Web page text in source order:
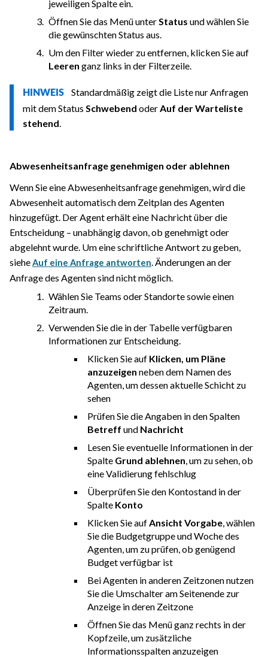
jeweiligen Spalte ein.
Öffnen Sie das Menü unterStatus und wählen Sie
die gewünschten Status aus.
Um den Filter wieder zu entfernen, klicken Sie auf
Leeren ganz links in der Filterzeile.
HINWEIS Standardmäßig zeigt die Liste nur Anfragen
mit dem Status Schwebend oder Auf der Warteliste
stehend
Abwesenheitsanfrage genehmigen oder ablehnen
Wenn Sie eine Abwesenheitsanfrage genehmigen, wird die
Abwesenheit automatisch dem Zeitplan des Agenten
hinzugefügt. Der Agent erhält eine Nachricht über die
Entscheidung – unabhängig davon, ob genehmigt oder
abgelehnt wurde. Um eine schriftliche Antwort zu geben,
sieheAuf eine Anfrage antworten . Änderungen an der
Anfrage des Agenten sind nicht möglich.
Wählen Sie Teams oder Standorte sowie einen
Zeitraum.
Verwenden Sie die in der Tabelle verfügbaren
Informationen zur Entscheidung.
Klicken Sie auf Klicken, um Pläne
anzuzeigen neben dem Namen des
Agenten, um dessen aktuelle Schicht zu
sehen
Prüfen Sie die Angaben in den Spalten
Betreff und Nachricht
Lesen Sie eventuelle Informationen in der
Spalte Grund ablehnen , um zu sehen, ob
eine Validierung fehlschlug
Überprüfen Sie den Kontostand in der
Spalte Konto
Klicken Sie auf Ansicht Vorgabe , wählen
Sie die Budgetgruppe und Woche des
Agenten, um zu prüfen, ob genügend
Budget verfügbar ist
Bei Agenten in anderen Zeitzonen nutzen
Sie die Umschalter am Seitenende zur
Anzeige in deren Zeitzone
Öffnen Sie das Menü ganz rechts in der
Kopfzeile, um zusätzliche
Informationsspalten anzuzeigen